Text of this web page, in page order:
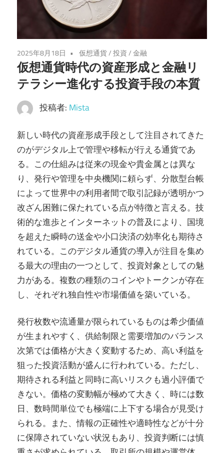
説！
2025年8月18日 仮想通貨/投資/金融
仮想通貨時代の資産形成と金融リ
テラシー進化する投資手段の本質
投稿者: Mista
新しい時代の資産形成手段として注目されてきた
のがデジタル上で管理や移転が行える通貨であ
る。 この仕組みは従来の現金や貴金属とは異な
り、発行や管理を中央機関に頼らず、分散型台帳
によって世界中の利用者間で取引記録が透明かつ
改ざん困難に保たれている点が特徴と言える。技
術的な進歩とインターネットの普及により、国境
を超えた瞬時の送金や小口決済の効率化も期待さ
れている。このデジタル通貨の導入が注目を集め
る最大の理由の一つとして、投資対象としての魅
力がある。複数の種類のコインやトークンが存在
し、それぞれ独自性や市場価値を築いている。
発行枚数や流通量が限られているものは希少価値
が生まれやすく、供給制限と需要増加のバランス
次第では価格が大きく変動するため、高い利益を
狙った投資活動が盛んに行われている。ただし、
期待される利益と同時に高いリスクも過小評価で
きない。価格の変動幅が極めて大きく、時には数
日、数時間単位でも極端に上下する場合が見受け
られる。また、情報の正確性や適時性などが十分
に保障されていない状況もあり、投資判断には慎